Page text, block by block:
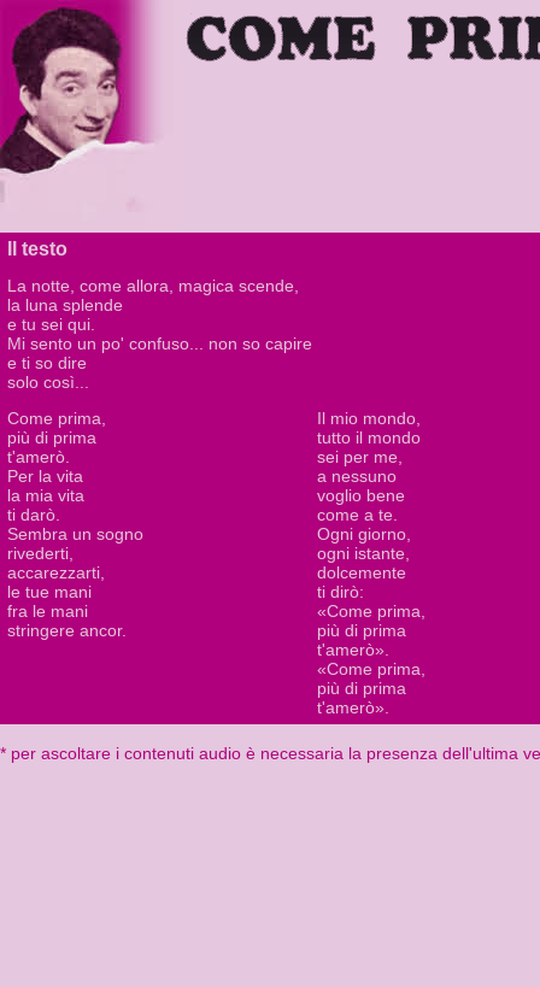
Il testo
La notte, come allora, magica scende,
la luna splende
e tu sei qui.
Mi sento un po' confuso... non so capire
e ti so dire
solo così...
Come prima,
più di prima
t'amerò.
Per la vita
la mia vita
ti darò.
Sembra un sogno
rivederti,
accarezzarti,
le tue mani
fra le mani
stringere ancor.
Il mio mondo,
tutto il mondo
sei per me,
a nessuno
voglio bene
come a te.
Ogni giorno,
ogni istante,
dolcemente
ti dirò:
«Come prima,
più di prima
t'amerò».
«Come prima,
più di prima
t'amerò».
* per ascoltare i contenuti audio è necessaria la presenza dell'ultima